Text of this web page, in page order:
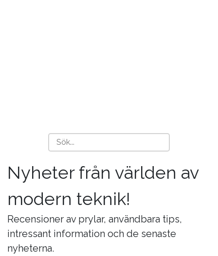
Nyheter från världen av
modern teknik!
Recensioner av prylar, användbara tips,
intressant information och de senaste
nyheterna.